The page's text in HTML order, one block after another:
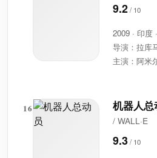
9.2
2009 · 印度
导演：拉库
主演：阿米
16 机器人总
/ WALL·E
9.3